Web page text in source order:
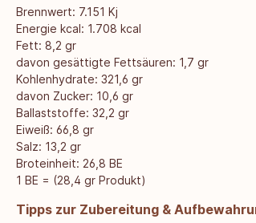
Brennwert: 7.151 Kj
Energie kcal: 1.708 kcal
Fett: 8,2 gr
davon gesättigte Fettsäuren: 1,7 gr
Kohlenhydrate: 321,6 gr
davon Zucker: 10,6 gr
Ballaststoffe: 32,2 gr
Eiweiß: 66,8 gr
Salz: 13,2 gr
Broteinheit: 26,8 BE
1 BE = (28,4 gr Produkt)
Tipps zur Zubereitung &